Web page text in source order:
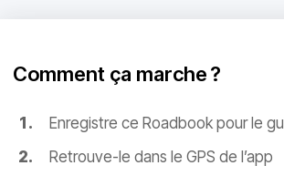
Comment ça marche ?
Enregistre ce Roadbook pour le
Retrouve-le dans le GPS de l’app